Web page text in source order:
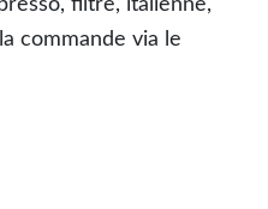
filtre, italienne,
commande via le